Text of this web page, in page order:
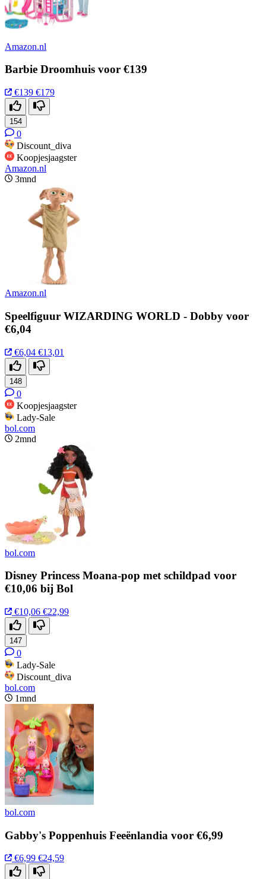
Amazon.nl
Barbie Droomhuis voor €139
€139 €179
154
0
Discount_diva
Koopjesjaagster
Amazon.nl
3mnd
Amazon.nl
Speelfiguur WIZARDING WORLD - Dobby voor
€6,04
€6,04 €13,01
148
0
Koopjesjaagster
Lady-Sale
bol.com
2mnd
bol.com
Disney Princess Moana-pop met schildpad voor
€10,06 bij Bol
€10,06 €22,99
147
0
Lady-Sale
Discount_diva
bol.com
1mnd
bol.com
Gabby's Poppenhuis Feeënlandia voor €6,99
€6,99 €24,59